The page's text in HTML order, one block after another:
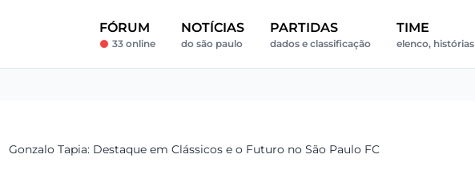
FÓRUM
33 online
NOTÍCIAS
do são paulo
PARTIDAS
dados e classificação
TIME
elenco, histórias
Gonzalo Tapia: Destaque em Clássicos e o Futuro no São Paulo FC